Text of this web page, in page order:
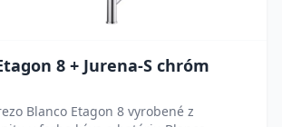
8 + Jurena-S chróm
Blanco Etagon 8 vyrobené z